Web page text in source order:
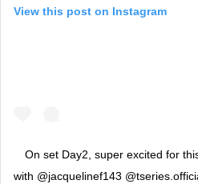
View this post on Instagram
On set Day2, super excited for
with @jacquelinef143